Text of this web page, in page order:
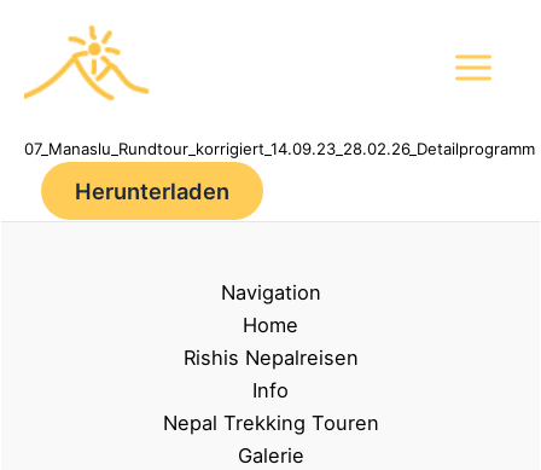
springen
07_Manaslu_Rundtour_korrigiert_14.09.23_28.02.26_Detailprogramm
Herunterladen
Navigation
Home
Rishis Nepalreisen
Info
Nepal Trekking Touren
Galerie